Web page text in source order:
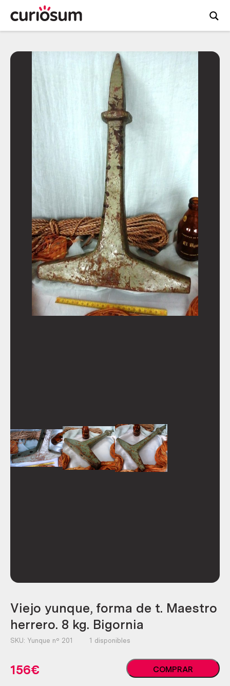
Viejo yunque, forma de t. Maestro
herrero. 8 kg. Bigornia
SKU: Yunque nº 201 1 disponibles
156€
Viejo
yunque,
COMPRAR